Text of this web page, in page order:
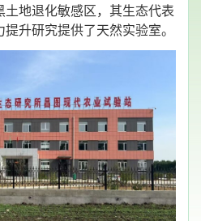
土地退化敏感区，其生态代表
升研究提供了天然实验室。